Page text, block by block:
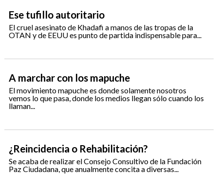
Ese tufillo autoritario
El cruel asesinato de Khadafi a manos de las tropas de la
OTAN y de EEUU es punto de partida indispensable para...
A marchar con los mapuche
El movimiento mapuche es donde solamente nosotros
vemos lo que pasa, donde los medios llegan sólo cuando los
llaman...
¿Reincidencia o Rehabilitación?
Se acaba de realizar el Consejo Consultivo de la Fundación
Paz Ciudadana, que anualmente concita a diversas...